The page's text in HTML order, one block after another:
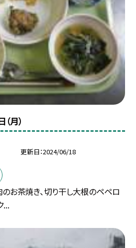
月）
更新日 2024/06/18
のお茶焼き、切り干し大根のペペロ
...